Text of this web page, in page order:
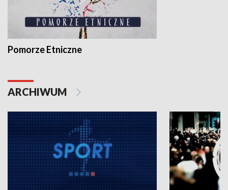
Pomorze Etniczne
ARCHIWUM